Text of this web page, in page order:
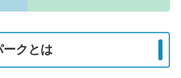
ークとは